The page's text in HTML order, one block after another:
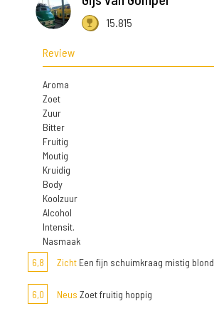
15.815
Review
Aroma
Zoet
Zuur
Bitter
Fruitig
Moutig
Kruidig
Body
Koolzuur
Alcohol
Intensit.
Nasmaak
6,8
Zicht Een fijn schuimkraag mistig blond
6,0 Neus Zoet fruitig hoppig